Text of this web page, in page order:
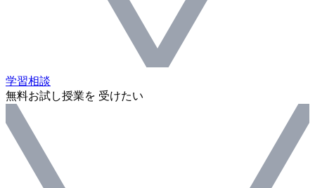
学習相談
無料お試し授業を 受けたい